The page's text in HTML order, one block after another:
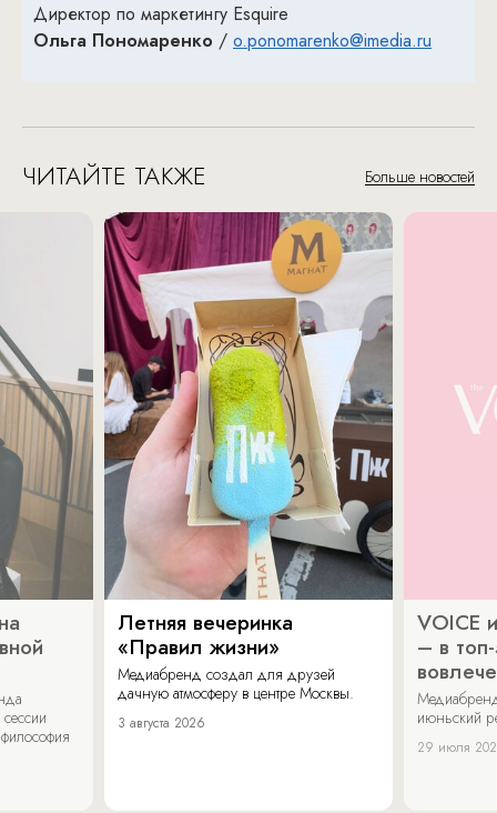
Директор по маркетингу Esquire
Ольга Пономаренко / o.ponomarenko@imedia.ru
ЧИТАЙТЕ ТАКЖЕ Больше новостей
Летняя вечеринка
«Правил жизни»
Медиабренд создал для друзей
дачную атмосферу в центре Москвы.
3 августа 2026
VOICE
– в
июньский
29 июля